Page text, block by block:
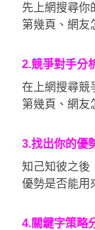
先上網搜尋你
第幾頁、網友
2.競爭對手分
在上網搜尋競
第幾頁、網友
3.找出你的優
知己知彼之後
優勢是否能用
4.關鍵字策略